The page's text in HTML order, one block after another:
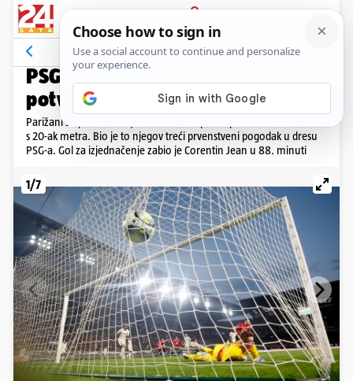
PRIJAVA
Galerija Komentari
VIDEO: ZABIO MESSI
PSG remijem protiv Lensa
potvrdio deseti naslov prvaka
Parižani su preko Messija u 68. minuti poveli prekrasnim udarcem
s 20-ak metra. Bio je to njegov treći prvenstveni pogodak u dresu
PSG-a. Gol za izjednačenje zabio je Corentin Jean u 88. minuti
1/7